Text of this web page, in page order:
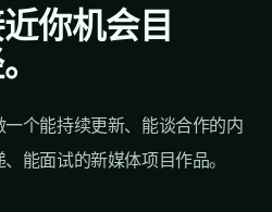
你机会目
个能持续更新、能谈合作的内
能面试的新媒体项目作品。